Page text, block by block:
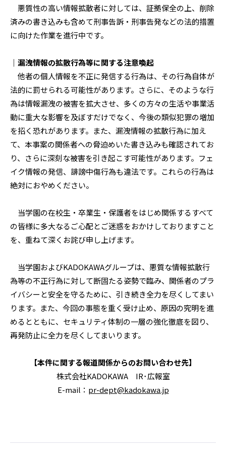
悪質性の高い情報拡散者に対しては、証拠保全の上、削除
済みの書き込みも含めて刑事告訴・刑事告発などの法的措置
に向けた作業を進行中です。
｜漏洩情報の拡散行為等に関する注意喚起
他者の個人情報を不正に発信する行為は、その行為自体が
法的に罰せられる可能性があります。さらに、そのような行
為は情報漏洩の被害を拡大させ、多くの方々の生活や事業活
動に重大な影響を及ぼすだけでなく、今後の類似犯罪の増加
を招く恐れがあります。また、漏洩情報の拡散行為に加え
て、本事案の関係者への脅迫めいた書き込みも確認されてお
り、さらに深刻な被害を引き起こす可能性があります。フェ
イク情報の発信、誹謗中傷行為も違法です。これらの行為は
絶対におやめください。
当学園の在校生・卒業生・保護者をはじめ関係するすべて
の皆様に多大なるご心配とご迷惑をおかけしておりますこと
を、重ねて深くお詫び申し上げます。
当学園およびKADOKAWAグループは、悪質な情報拡散行
為等の不正行為に対して断固たる姿勢で臨み、関係者のプラ
イバシーと安全を守るために、引き続き全力を尽くしてまい
ります。また、今回の事態を重く受け止め、原因の究明を進
めるとともに、セキュリティ体制の一層の強化徹底を図り、
再発防止に全力を尽くしてまいります。
【本件に関する報道関係からのお問い合わせ先】
株式会社KADOKAWA IR･広報室
E-mail： pr-dept@kadokawa.jp